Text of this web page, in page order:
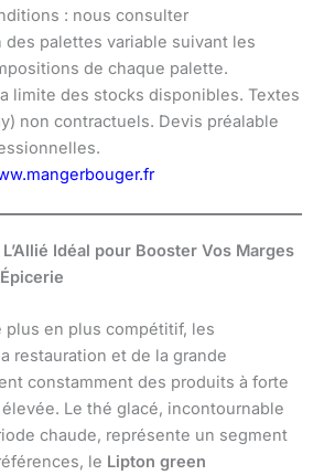
: nous consulter
des palettes variable suivant les
de chaque palette.
limite des stocks disponibles. Textes
non contractuels. Devis préalable
Idéal pour Booster Vos Marges
plus en plus compétitif, les
restauration et de la grande
constamment des produits à forte
Le thé glacé, incontournable
chaude, représente un segment
le Lipton green